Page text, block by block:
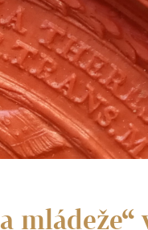
mládeže“